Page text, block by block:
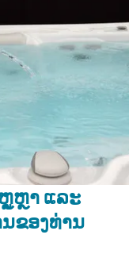
ຫຼາ ແລະ
ຂອງທ່ານ